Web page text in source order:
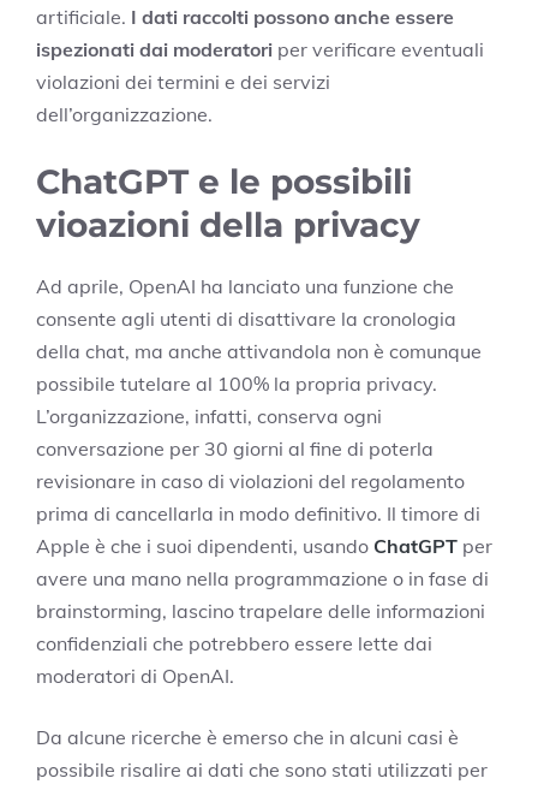
artificiale. I dati raccolti possono anche essere
ispezionati dai moderatori per verificare eventuali
violazioni dei termini e dei servizi
dell’organizzazione.
ChatGPT e le possibili
vioazioni della privacy
Ad aprile, OpenAI ha lanciato una funzione che
consente agli utenti di disattivare la cronologia
della chat, ma anche attivandola non è comunque
possibile tutelare al 100% la propria privacy.
L’organizzazione, infatti, conserva ogni
conversazione per 30 giorni al fine di poterla
revisionare in caso di violazioni del regolamento
prima di cancellarla in modo definitivo. Il timore di
Apple è che i suoi dipendenti, usando ChatGPT per
avere una mano nella programmazione o in fase di
brainstorming, lascino trapelare delle informazioni
confidenziali che potrebbero essere lette dai
moderatori di OpenAI.
Da alcune ricerche è emerso che in alcuni casi è
possibile risalire ai dati che sono stati utilizzati per